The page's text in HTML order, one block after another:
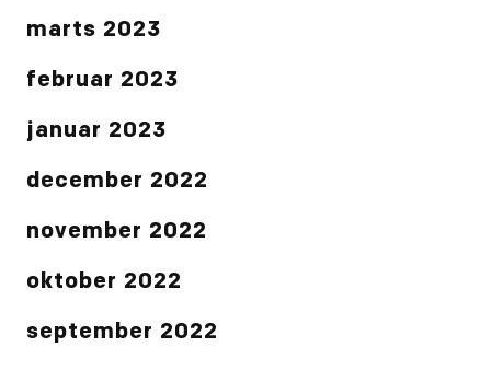
marts 2023
februar 2023
januar 2023
december 2022
november 2022
oktober 2022
september 2022